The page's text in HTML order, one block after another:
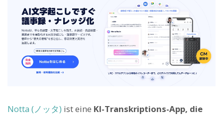
Notta (ノッタ) ist eine KI-Transkriptions-App, die